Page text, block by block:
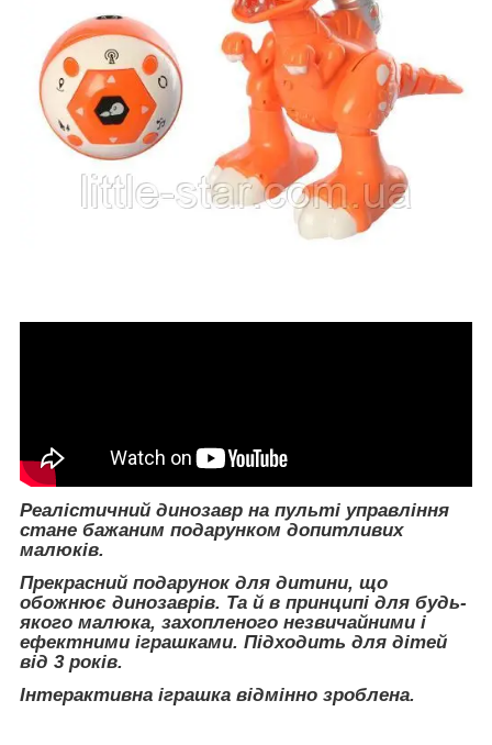
Реалістичний динозавр на пульті управління
стане бажаним подарунком допитливих
малюків.
Прекрасний подарунок для дитини, що
обожнює динозаврів. Та й в принципі для будь-
якого малюка, захопленого незвичайними і
ефектними іграшками. Підходить для дітей
від 3 років.
Інтерактивна іграшка відмінно зроблена.